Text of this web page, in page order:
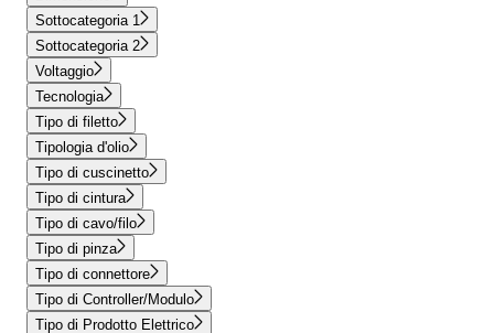
Sottocategoria 1
Sottocategoria 2
Voltaggio
Tecnologia
Tipo di filetto
Tipologia d'olio
Tipo di cuscinetto
Tipo di cintura
Tipo di cavo/filo
Tipo di pinza
Tipo di connettore
Tipo di Controller/Modulo
Tipo di Prodotto Elettrico